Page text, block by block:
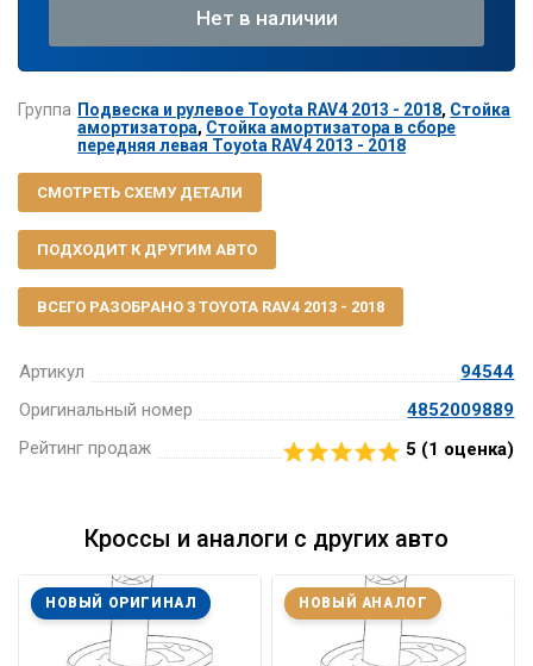
Артикул
94544
Оригинальный номер
4852009889
Рейтинг продаж
5 (1 оценка)
Нет в наличии
Группа Подвеска и рулевое Toyota RAV4 2013 - 2018, Стойка
амортизатора, Стойка амортизатора в сборе
передняя левая Toyota RAV4 2013 - 2018
СМОТРЕТЬ СХЕМУ ДЕТАЛИ
ПОДХОДИТ К ДРУГИМ АВТО
ВСЕГО РАЗОБРАНО 3 TOYOTA RAV4 2013 - 2018
Кроссы и аналоги с других авто
НОВЫЙ ОРИГИНАЛ НОВЫЙ АНАЛОГ